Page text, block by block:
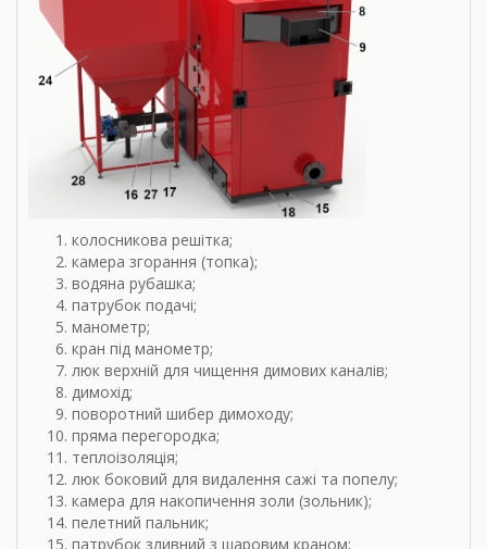
колосникова решітка;
камера згорання (топка);
водяна рубашка;
патрубок подачі;
манометр;
кран під манометр;
люк верхній для чищення димових каналів;
димохід;
поворотний шибер димоходу;
пряма перегородка;
теплоізоляція;
люк боковий для видалення сажі та попелу;
камера для накопичення золи (зольник);
пелетний пальник;
патрубок зливний з шаровим краном;